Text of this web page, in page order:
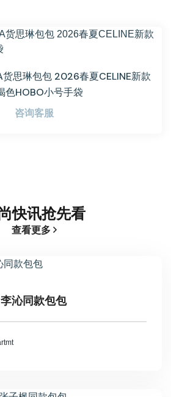
货思琳包包 2026春夏CELINE新款
色HOBO小号手袋
咨询客服
快讯抢先看
查看更多
沁同款包包